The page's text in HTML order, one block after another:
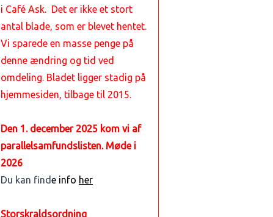
i Café Ask. Det er ikke et stort
antal blade, som er blevet hentet.
Vi sparede en masse penge på
denne ændring og tid ved
omdeling. Bladet ligger stadig på
hjemmesiden, tilbage til 2015.
Den 1. december 2025 kom vi af
parallelsamfundslisten. Møde i
2026
Du kan finde info her
Storskraldsordning